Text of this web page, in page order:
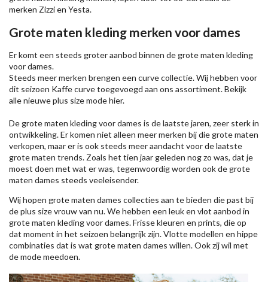
merken Zizzien Yesta.
Grote maten kleding merken voor dames
Er komt een steeds groter aanbod binnen de grote maten kleding
voor dames.
Steeds meer merken brengen een curve collectie. Wij hebben voor
dit seizoen Kaffecurve toegevoegd aan ons assortiment. Bekijk
alle nieuweplus size modehier.
De grote maten kleding voor dames is de laatste jaren, zeer sterk in
ontwikkeling. Er komen niet alleen meer merken bij die grote maten
verkopen, maar er is ook steeds meer aandacht voor de laatste
grote maten trends. Zoals het tien jaar geleden nog zo was, dat je
moest doen met wat er was, tegenwoordig worden ook de grote
maten dames steeds veeleisender.
Wij hopen grote maten dames collecties aan te bieden die past bij
de plus size vrouw van nu. We hebben een leuk en vlot aanbod in
grote maten kleding voor dames. Frisse kleuren en prints, die op
dat moment in het seizoen belangrijk zijn. Vlotte modellen en hippe
combinaties dat is wat grote maten dames willen. Ook zij wil met
de mode meedoen.